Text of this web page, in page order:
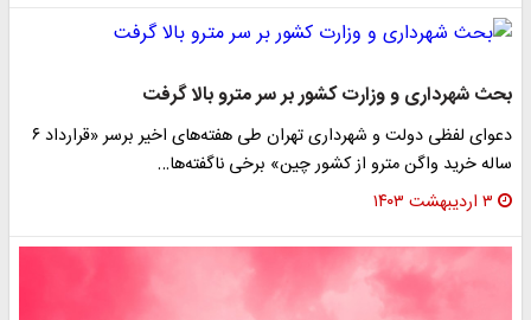
بحث شهرداری و وزارت کشور بر سر مترو بالا گرفت
دعوای لفظی دولت و شهرداری تهران طی هفته‌های اخیر برسر «قرارداد ۶
ساله خرید واگن مترو از کشور چین» برخی ناگفته‌ها…
۳ اردیبهشت ۱۴۰۳